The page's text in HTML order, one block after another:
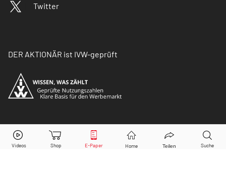
Twitter
DER AKTIONÄR ist IVW-geprüft
© Copyright 2026 Börsenmedien AG. Alle Rechte